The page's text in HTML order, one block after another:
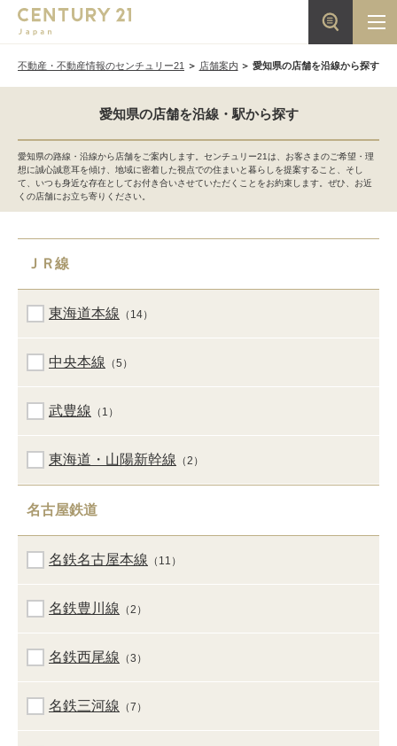
不動産・不動産情報のセンチュリー21 店舗案内 愛知県の店舗を沿線から探す
愛知県の店舗を沿線・駅から探す
愛知県の路線・沿線から店舗をご案内します。センチュリー21は、お客さまのご希望・理
想に誠心誠意耳を傾け、地域に密着した視点での住まいと暮らしを提案すること、そし
て、いつも身近な存在としてお付き合いさせていただくことをお約束します。ぜひ、お近
くの店舗にお立ち寄りください。
ＪＲ線
東海道本線 （14）
中央本線 （5）
武豊線 （1）
東海道・山陽新幹線 （2）
名古屋鉄道
名鉄名古屋本線 （11）
名鉄豊川線 （2）
名鉄西尾線 （3）
名鉄三河線 （7）